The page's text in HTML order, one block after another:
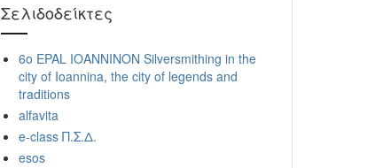
Σελιδοδείκτες
6o EPAL IOANNINON Silversmithing in the
city of Ioannina, the city of legends and
traditions
alfavita
e-class Π.Σ.Δ.
esos